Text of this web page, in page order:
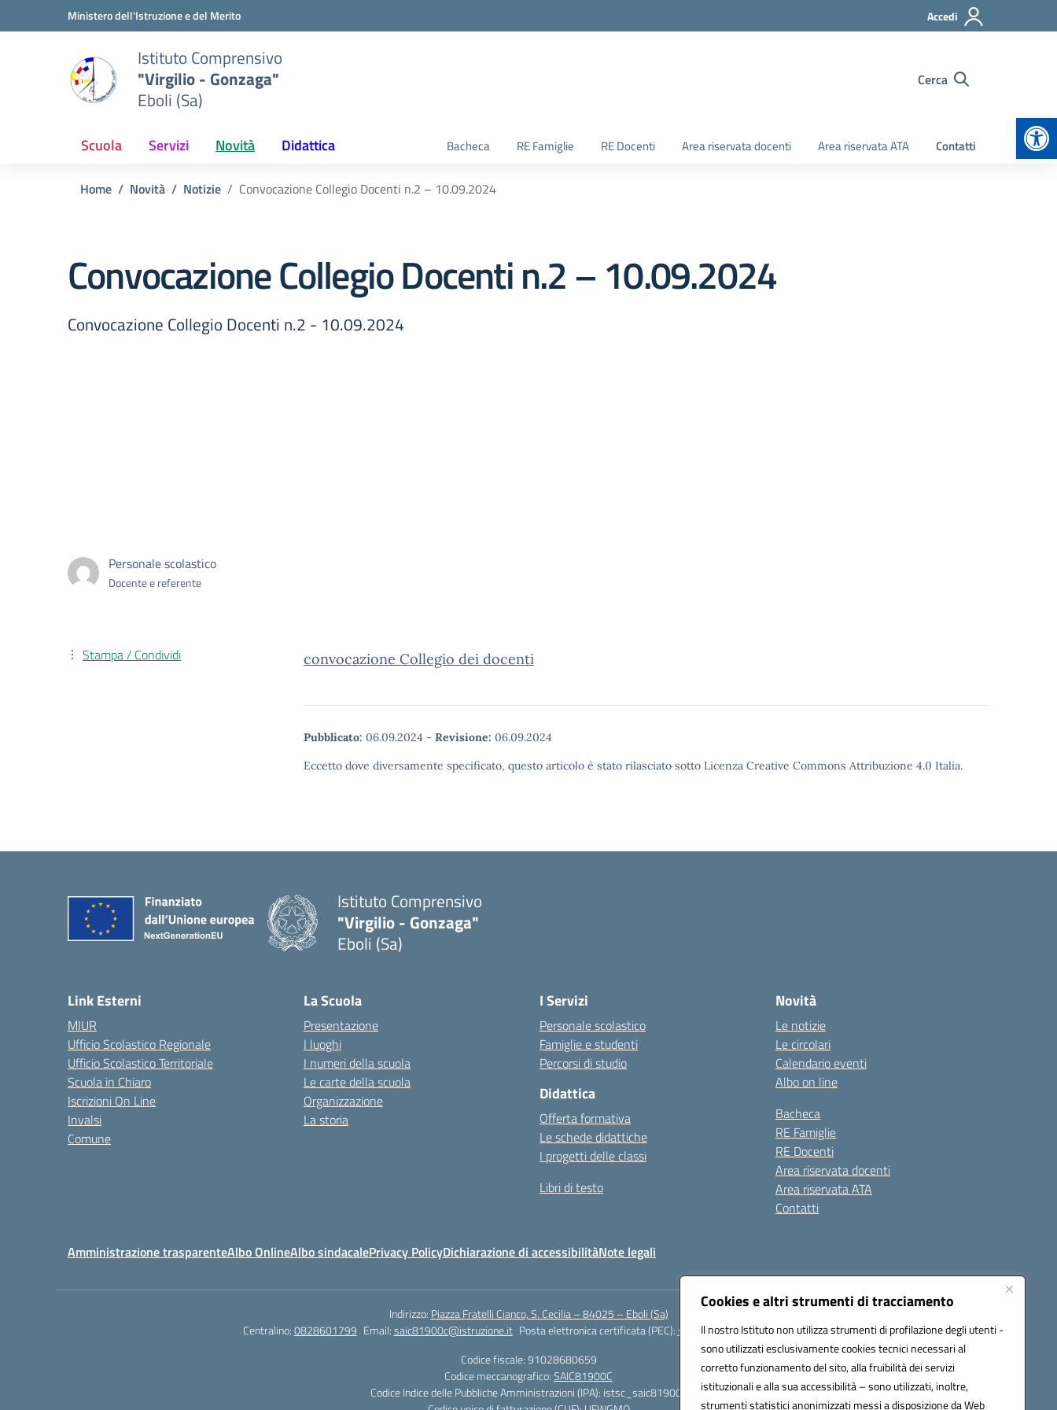
Cookies e altri strumenti di tracciamento
Il nostro Istituto non utilizza strumenti di profilazione degli utenti -
sono utilizzati esclusivamente cookies tecnici necessari al
corretto funzionamento del sito, alla fruibilità dei servizi
istituzionali e alla sua accessibilità – sono utilizzati, inoltre,
strumenti statistici anonimizzati messi a disposizione da Web
Vai ai contenuti
Vai al menu di navigazioneMinistero dell'Istruzione e del Merito Accedi
Istituto Comprensivo
"Virgilio - Gonzaga"
Eboli (Sa)
Cerca
Scuola Servizi Novità Didattica Bacheca RE Famiglie RE Docenti Area riservata docenti Area riservata ATA Contatti
Home Novità Notizie Convocazione Collegio Docenti n.2 – 10.09.2024
Convocazione Collegio Docenti n.2 – 10.09.2024
Convocazione Collegio Docenti n.2 - 10.09.2024
Personale scolastico
Docente e referente
convocazione Collegio dei docenti
Pubblicato: 06.09.2024 - Revisione: 06.09.2024
Eccetto dove diversamente specificato, questo articolo è stato rilasciato sotto Licenza Creative Commons Attribuzione 4.0 Italia.
Stampa / Condividi
Istituto Comprensivo
"Virgilio - Gonzaga"
Eboli (Sa)
Link Esterni
MIUR
Ufficio Scolastico Regionale
Ufficio Scolastico Territoriale
Scuola in Chiaro
Iscrizioni On Line
Invalsi
Comune
La Scuola
Presentazione
I luoghi
I numeri della scuola
Le carte della scuola
Organizzazione
La storia
I Servizi
Personale scolastico
Famiglie e studenti
Percorsi di studio
Didattica
Offerta formativa
Le schede didattiche
I progetti delle classi
Libri di testo
Novità
Le notizie
Le circolari
Calendario eventi
Albo on line
Bacheca
RE Famiglie
RE Docenti
Area riservata docenti
Area riservata ATA
Contatti
Amministrazione trasparenteAlbo OnlineAlbo sindacalePrivacy PolicyDichiarazione di accessibilitàNote legali
Indirizzo: Piazza Fratelli Cianco, S. Cecilia – 84025 – Eboli (Sa)
Centralino:0828601799 Email:saic81900c@istruzione.it Posta elettronica certificata (PEC):saic81900c@pec.istruzione.it
Codice fiscale: 91028680659
Codice meccanografico:SAIC81900C
Codice Indice delle Pubbliche Amministrazioni (IPA): istsc_saic81900c